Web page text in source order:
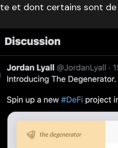
et dont certains sont